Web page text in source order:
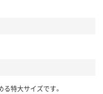
特大サイズです。